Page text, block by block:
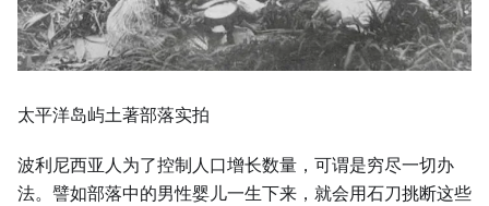
太平洋岛屿土著部落实拍
波利尼西亚人为了控制人口增长数量，可谓是穷尽一切办
法。譬如部落中的男性婴儿一生下来，就会用石刀挑断这些